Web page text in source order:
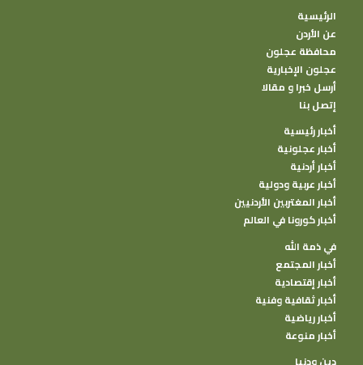
الرئيسية
عن الأردن
محافظة عجلون
عجلون الإخبارية
أرسل خبرا و مقالا
إتصل بنا
أخبار رئيسية
أخبار عجلونية
أخبار أردنية
أخبار عربية ودولية
أخبار المغتربين الأردنيين
أخبار كورونا في العالم
في ذمة الله
أخبار المجتمع
أخبار إقتصادية
أخبار ثقافية وفنية
أخبار رياضية
أخبار منوعة